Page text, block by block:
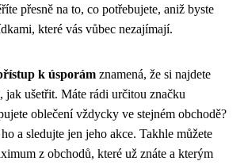
přesně na to, co potřebujete, aniž byste
které vás vůbec nezajímají.
k úsporám znamená, že si najdete
jak ušetřit. Máte rádi určitou značku
oblečení vždycky ve stejném obchodě?
a sledujte jen jeho akce. Takhle můžete
z obchodů, které už znáte a kterým